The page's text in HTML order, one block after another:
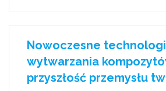
Nowoczesne
wytwarzania
przyszłość przemysłu